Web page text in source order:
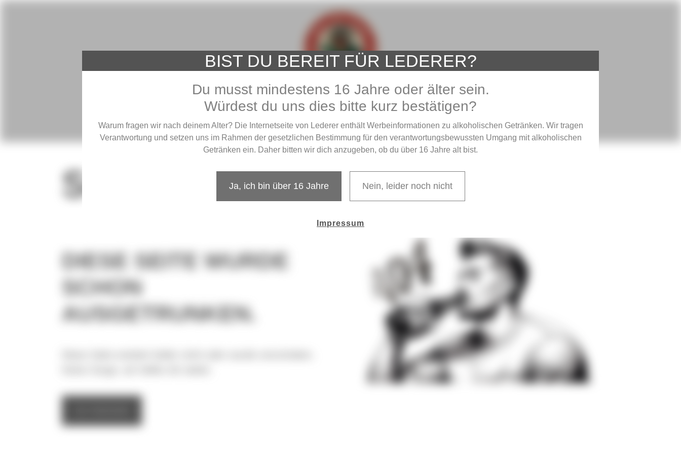
BIST DU BEREIT FÜR LEDERER?
Du musst mindestens 16 Jahre oder älter sein.
Würdest du uns dies bitte kurz bestätigen?
Warum fragen wir nach deinem Alter? Die Internetseite von Lederer enthält Werbeinformationen zu alkoholischen Getränken. Wir tragen
Verantwortung und setzen uns im Rahmen der gesetzlichen Bestimmung für den verantwortungsbewussten Umgang mit alkoholischen
Getränken ein. Daher bitten wir dich anzugeben, ob du über 16 Jahre alt bist.
Ja, ich bin über 16 Jahre Nein, leider noch nicht
Impressum
Seite weg?
DIESE SEITE WURDE
SCHON
AUSGETRUNKEN.